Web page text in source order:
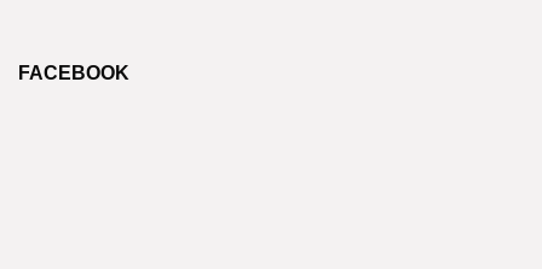
FACEBOOK